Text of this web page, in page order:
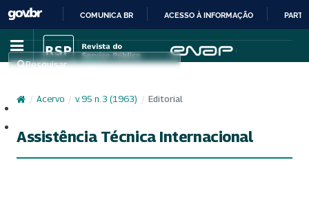
IR
PARA
CONTEÚDO
COMUNICA BR ACESSO À INFORMAÇÃO
Pesquisar
/ Acervo / v. 95 n. 3 (1963) / Editorial
Assistência Técnica Internacional